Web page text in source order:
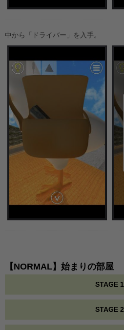
中から「ドライバー」を入手。
【NORMAL】始まりの部屋
STAGE 1
STAGE 2